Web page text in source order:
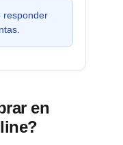
responder
en